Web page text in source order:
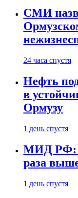
СМИ
24 часа спустя
Нефть
в
Ормузу
1 день спустя
МИД РФ:
раза
1 день спустя